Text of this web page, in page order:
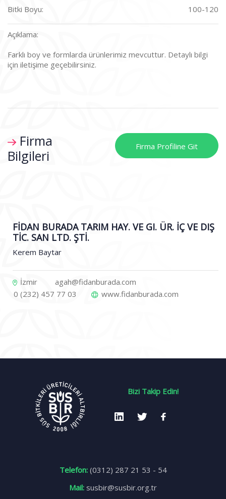
Bitki Boyu: 100-120
Açıklama:
Farklı boy ve formlarda ürünlerimiz mevcuttur. Detaylı bilgi
için iletişime geçebilirsiniz.
Firma
Bilgileri
Firma Profiline Git
FİDAN BURADA TARIM HAY. VE GI. ÜR. İÇ VE DIŞ
TİC. SAN LTD. ŞTİ.
Kerem Baytar
İzmir
agah@fidanburada.com
0 (232) 457 77 03
www.fidanburada.com
Bizi Takip Edin!
Telefon: (0312) 287 21 53 - 54
Mail: susbir@susbir.org.tr